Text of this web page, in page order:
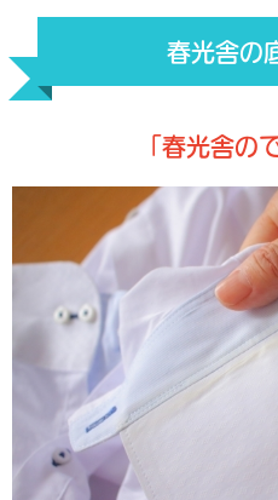
春光舎の
「春光舎の